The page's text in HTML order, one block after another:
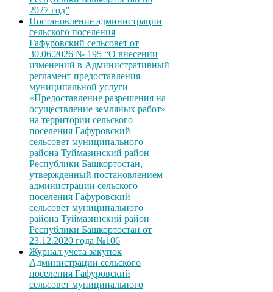
2027 год”
Постановление администрации
сельского поселения
Гафуровский сельсовет от
30.06.2026 № 195 “О внесении
изменений в Административный
регламент предоставления
муниципальной услуги
«Предоставление разрешения на
осуществление земляных работ»
на территории сельского
поселения Гафуровский
сельсовет муниципального
района Туймазинский район
Республики Башкортостан,
утвержденный постановлением
администрации сельского
поселения Гафуровский
сельсовет муниципального
района Туймазинский район
Республики Башкортостан от
23.12.2020 года №106
Журнал учета закупок
Администрации сельского
поселения Гафуровский
сельсовет муниципального